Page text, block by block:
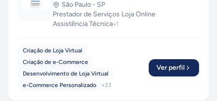
São Paulo - SP
Prestador de Serviços·Loja Online·
Assistência Técnica+1
Criação de Loja Virtual
Criação de e-Commerce
Desenvolvimento de Loja Virtual
e-Commerce Personalizado
+33
Ver perfil